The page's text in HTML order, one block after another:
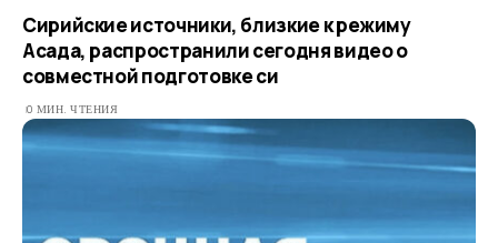
Сирийские источники, близкие к режиму
Асада, распространили сегодня видео о
совместной подготовке си
0 МИН. ЧТЕНИЯ